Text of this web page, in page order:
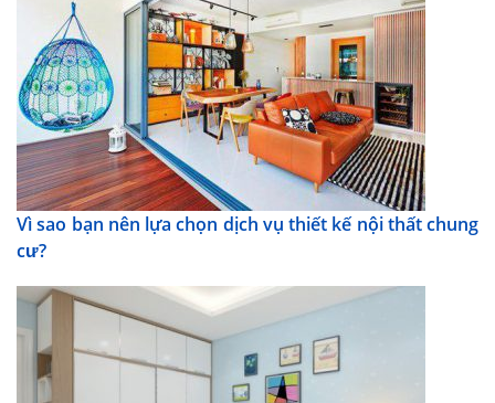
Vì sao bạn nên lựa chọn dịch vụ thiết kế nội thất chung
cư?